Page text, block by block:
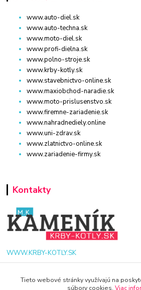
www.auto-diel.sk
www.auto-techna.sk
www.moto-diel.sk
www.profi-dielna.sk
www.polno-stroje.sk
www.krby-kotly.sk
www.stavebnictvo-online.sk
www.maxiobchod-naradie.sk
www.moto-prislusenstvo.sk
www.firemne-zariadenie.sk
www.nahradnediely.online
www.uni-zdrav.sk
www.zlatnictvo-online.sk
www.zariadenie-firmy.sk
Kontakty
WWW.KRBY-KOTLY.SK
Tieto webové stránky využívajú na
súbory cookies. Viac